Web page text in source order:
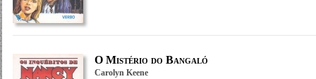
O Mistério do Bangaló
Carolyn Keene